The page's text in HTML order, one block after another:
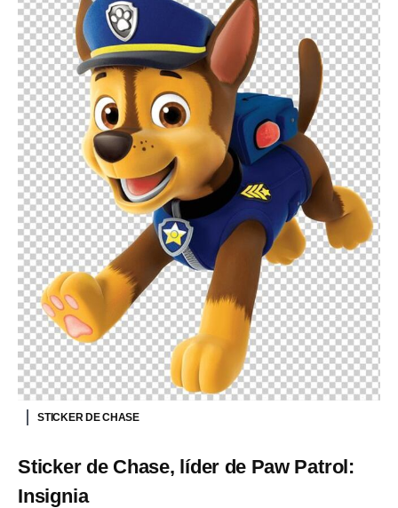
STICKER DE CHASE
Sticker de Chase, líder de Paw Patrol:
Insignia